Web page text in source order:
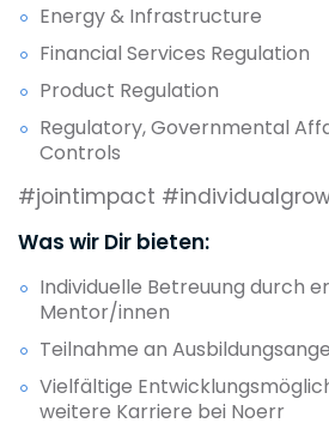
Energy & Infrastructure
Financial Services Regulation
Product Regulation
Regulatory, Governmental
Controls
#jointimpact
Was wir Dir bieten:
Individuelle Betreuung durch
Mentor/innen
Teilnahme an
Vielfältige
weitere Karriere bei Noerr